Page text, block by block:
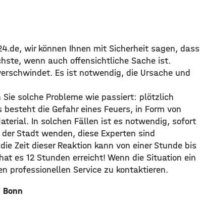
wir können Ihnen mit Sicherheit sagen, dass
wenn auch offensichtliche Sache ist.
Es ist notwendig, die Ursache und
solche Probleme wie passiert: plötzlich
die Gefahr eines Feuers, in Form von
In solchen Fällen ist es notwendig, sofort
Stadt wenden, diese Experten sind
Zeit dieser Reaktion kann von einer Stunde bis
es 12 Stunden erreicht! Wenn die Situation ein
professionellen Service zu kontaktieren.